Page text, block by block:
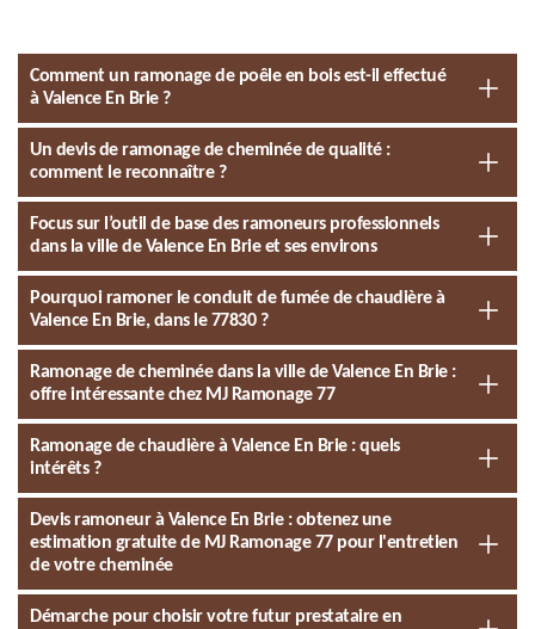
Comment un ramonage de poêle en bois est-il effectué
à Valence En Brie ?
Un devis de ramonage de cheminée de qualité :
comment le reconnaître ?
Focus sur l’outil de base des ramoneurs professionnels
dans la ville de Valence En Brie et ses environs
Pourquoi ramoner le conduit de fumée de chaudière à
Valence En Brie, dans le 77830 ?
Ramonage de cheminée dans la ville de Valence En Brie :
offre intéressante chez MJ Ramonage 77
Ramonage de chaudière à Valence En Brie : quels
intérêts ?
Devis ramoneur à Valence En Brie : obtenez une
estimation gratuite de MJ Ramonage 77 pour l'entretien
de votre cheminée
Démarche pour choisir votre futur prestataire en